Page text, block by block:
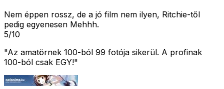
Nem éppen rossz, de a jó film nem ilyen, Ritchie-től
pedig egyenesen Mehhh.
5/10
"Az amatörnek 100-ból 99 fotója sikerül. A profinak
100-ból csak EGY!"